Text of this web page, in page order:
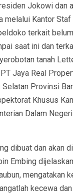
Jokowi dan
melalui Kantor
terkait
saat ini dan
tanah
Jaya Real
Selatan Provinsi
Khusus
Dalam
dibuat dan akan
Embing
mengatakan
kecewa